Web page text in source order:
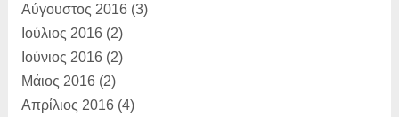
Αύγουστος 2016(3)
Ιούλιος 2016(2)
Ιούνιος 2016(2)
Μάιος 2016(2)
Απρίλιος 2016(4)